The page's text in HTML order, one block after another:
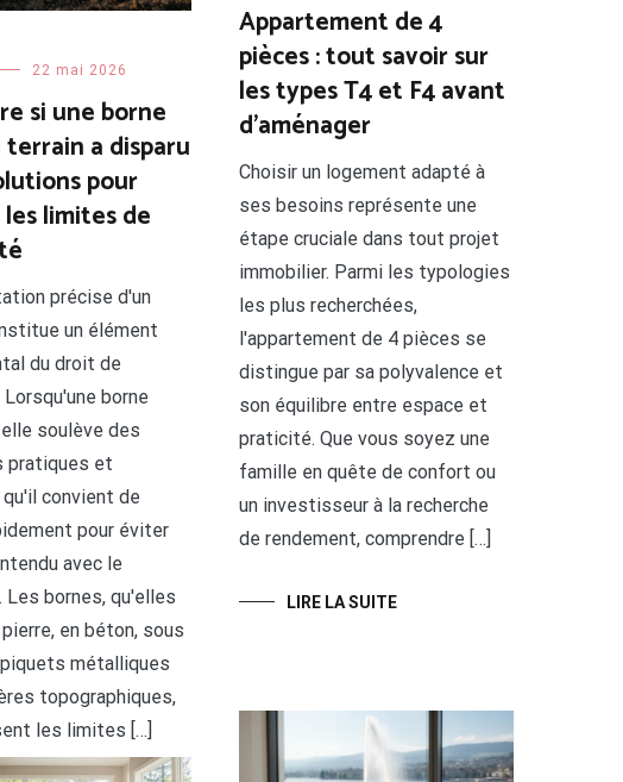
Appartement de 4
pièces : tout savoir sur
les types T4 et F4 avant
d’aménager
Choisir un logement adapté à
ses besoins représente une
étape cruciale dans tout projet
immobilier. Parmi les typologies
les plus recherchées,
l'appartement de 4 pièces se
distingue par sa polyvalence et
son équilibre entre espace et
praticité. Que vous soyez une
famille en quête de confort ou
un investisseur à la recherche
de rendement, comprendre […]
LIRE LA SUITE
22 mai 2026
si une borne
a disparu
pour
limites de
précise d'un
un élément
du droit de
borne
soulève des
pratiques et
convient de
pour éviter
avec le
Les bornes, qu'elles
en béton, sous
métalliques
topographiques,
les limites […]